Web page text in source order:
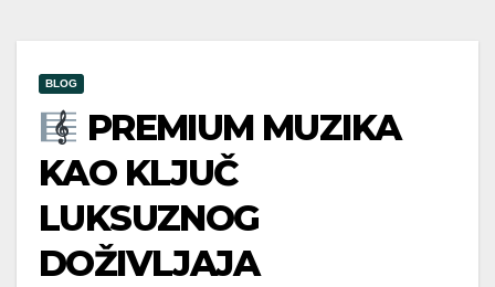
BLOG
PREMIUM MUZIKA
KAO KLJUČ
LUKSUZNOG
DOŽIVLJAJA